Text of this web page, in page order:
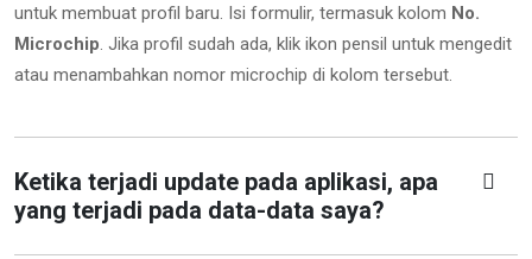
untuk membuat profil baru. Isi formulir, termasuk kolom No.
Microchip. Jika profil sudah ada, klik ikon pensil untuk mengedit
atau menambahkan nomor microchip di kolom tersebut.
Ketika terjadi update pada aplikasi, apa
yang terjadi pada data-data saya?